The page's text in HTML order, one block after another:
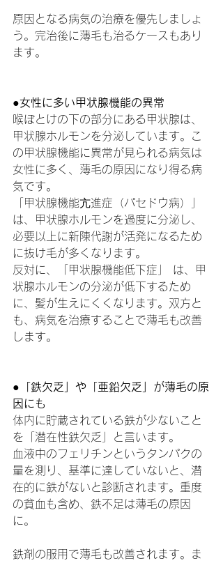
原因となる病気の治療を優先しましょ
う。完治後に薄毛も治るケースもあり
ます。
●女性に多い甲状腺機能の異常
喉ぼとけの下の部分にある甲状腺は、
甲状腺ホルモンを分泌しています。こ
の甲状腺機能に異常が見られる病気は
女性に多く、薄毛の原因になり得る病
気です。
「甲状腺機能亢進症（パセドウ病）」
は、甲状腺ホルモンを過度に分泌し、
必要以上に新陳代謝が活発になるため
に抜け毛が多くなります。
反対に、「甲状腺機能低下症」 は、甲
状腺ホルモンの分泌が低下するため
に、髪が生えにくくなります。双方と
も、病気を治療することで薄毛も改善
します。
●「鉄欠乏」や「亜鉛欠乏」が薄毛の原
因にも
体内に貯蔵されている鉄が少ないこと
を「潜在性鉄欠乏」と言います。
血液中のフェリチンというタンパクの
量を測り、基準に達していないと、潜
在的に鉄がないと診断されます。重度
の貧血も含め、鉄不足は薄毛の原因
に。
鉄剤の服用で薄毛も改善されます。ま